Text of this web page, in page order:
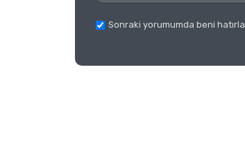
Sonraki yorumumda beni hatırla